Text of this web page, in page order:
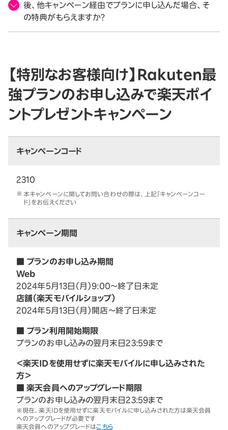
後、他キャンペーン経由でプランに申し込んだ場合、そ
の特典がもらえますか？
【特別なお客様向け】Rakuten最
強プランのお申し込みで楽天ポイ
ントプレゼントキャンペーン
キャンペーンコード
2310
本キャンペーンに関してお問い合わせの際は、上記「キャンペーンコー
ド」をお伝えください
キャンペーン期間
■ プランのお申し込み期間
Web
2024年5月13日（月）9:00～終了日未定
店舗（楽天モバイルショップ）
2024年5月13日（月）開店～終了日未定
■ プラン利用開始期限
プランのお申し込みの翌月末日23:59まで
＜楽天IDを使用せずに楽天モバイルに申し込みされた
方＞
■ 楽天会員へのアップグレード期限
プランのお申し込みの翌月末日23:59まで
※現在、楽天IDを使用せずに楽天モバイルに申し込みされた方は楽天会員
へのアップグレードが必要です
楽天会員へのアップグレードはこちら